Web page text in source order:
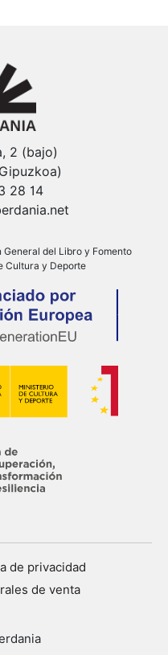
2 (bajo)
28 14
del Libro y Fomento
Cultura y Deporte
de privacidad
de venta